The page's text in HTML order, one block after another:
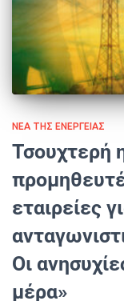
ΝΈΑ ΤΗΣ ΕΝΈΡΓΕΙΑΣ
Τσουχτερή
εταιρείες
Οι
μέρα»